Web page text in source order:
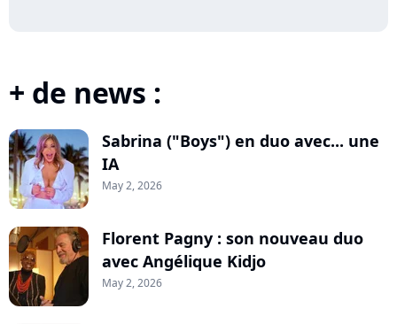
+ de news :
Sabrina ("Boys") en duo avec... une
IA
May 2, 2026
Florent Pagny : son nouveau duo
avec Angélique Kidjo
May 2, 2026